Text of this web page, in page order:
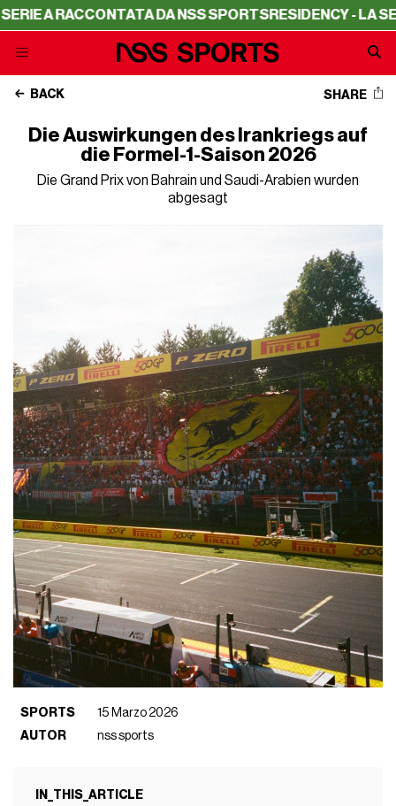
DA NSS SPORTSRESIDENCY - LA SERIE A
BACK SHARE
Die Auswirkungen des Irankriegs auf
die Formel-1-Saison 2026
Die Grand Prix von Bahrain und Saudi-Arabien wurden
abgesagt
SPORTS
15 Marzo 2026
AUTOR
nss sports
IN_THIS_ARTICLE